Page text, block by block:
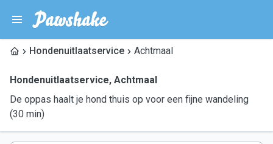
Hondenuitlaatservice Achtmaal
Hondenuitlaatservice, Achtmaal
De oppas haalt je hond thuis op voor een fijne wandeling
(30 min)